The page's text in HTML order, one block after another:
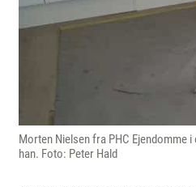
Morten Nielsen fra PHC Ejendomme
han. Foto: Peter Hald